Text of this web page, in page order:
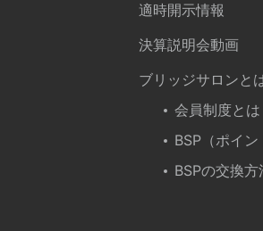
適時開示情報
決算説明会動画
ブリッジサロンと
会員制度とは
BSP（ポイ
BSPの交換方